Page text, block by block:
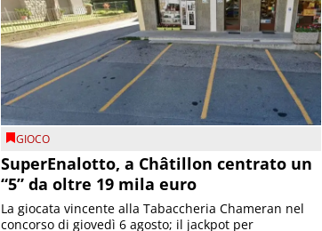
GIOCO
SuperEnalotto, a Châtillon centrato un
“5” da oltre 19 mila euro
La giocata vincente alla Tabaccheria Chameran nel
concorso di giovedì 6 agosto; il jackpot per